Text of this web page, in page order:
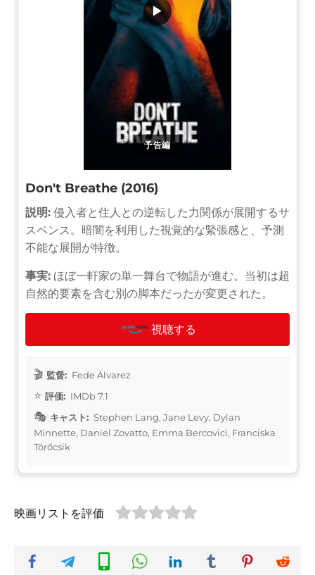
予告編
▶
Don't Breathe (2016)
説明: 侵入者と住人との逆転した力関係が展開するサ
スペンス。暗闇を利用した視覚的な緊張感と、予測
不能な展開が特徴。
事実: ほぼ一軒家の単一舞台で物語が進む。当初は超
自然的要素を含む別の脚本だったが変更された。
視聴する
監督: Fede Álvarez
評価: IMDb 7.1
キャスト: Stephen Lang, Jane Levy, Dylan
Minnette, Daniel Zovatto, Emma Bercovici, Franciska
Törőcsik
映画リストを評価